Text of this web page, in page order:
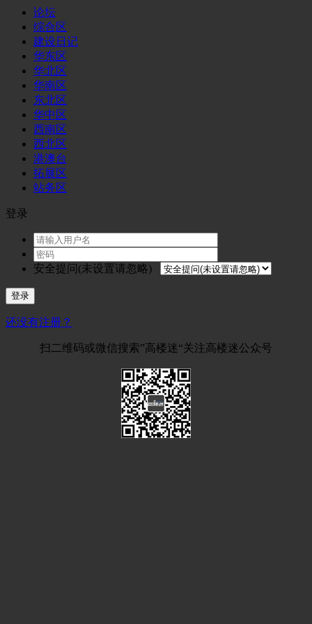
论坛
综合区
建设日记
华东区
华北区
华南区
东北区
华中区
西南区
西北区
港澳台
拓展区
站务区
登录
安全提问(未设置请忽略)
登录
还没有注册？
扫二维码或微信搜索”高楼迷“关注高楼迷公众号